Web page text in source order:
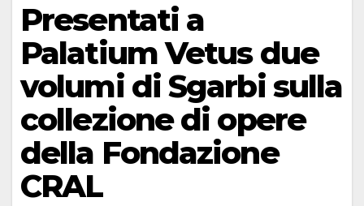
Presentati a
Palatium Vetus due
volumi di Sgarbi sulla
collezione di opere
della Fondazione
CRAL